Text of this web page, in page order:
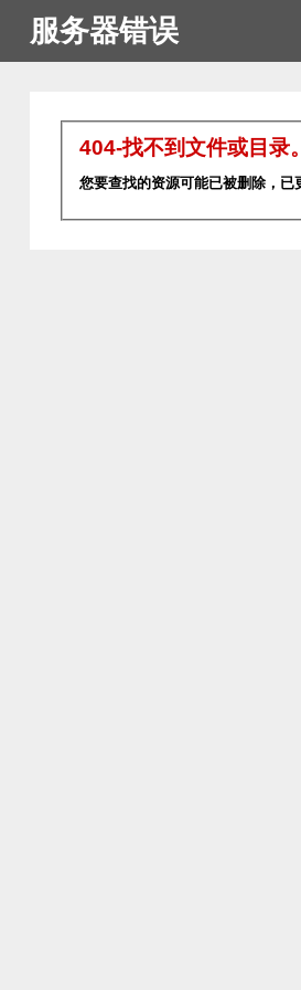
服务器错误
404-找不到文件或目录。
您要查找的资源可能已被删除，已